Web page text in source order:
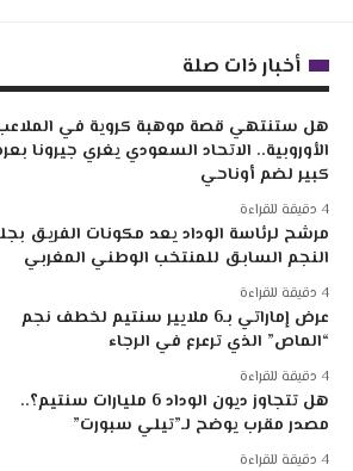
أخبار ذات صلة
هل ستنتهي قصة موهبة كروية في الملاعب
الأوروبية.. الاتحاد السعودي يغري جيرونا بعرض
كبير لضم أوناحي
مرشح لرئاسة الوداد يعد مكونات الفريق بجلب
النجم السابق للمنتخب الوطني المغربي
عرض إماراتي بـ6 ملايير سنتيم لخطف نجم
“الماص” الذي ترعرع في الرجاء
هل تتجاوز ديون الوداد 6 مليارات سنتيم؟..
مصدر مقرب يوضح لـ”تيلي سبورت”